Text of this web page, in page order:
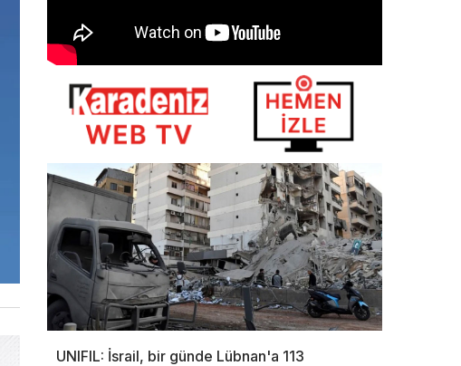
UNIFIL: İsrail, bir günde Lübnan'a 113